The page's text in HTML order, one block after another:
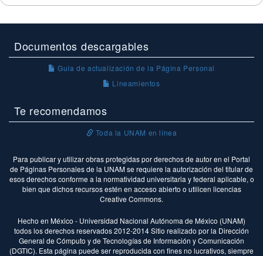
Documentos descargables
Guía de actualización de la Página Personal
Lineamientos
Te recomendamos
Toda la UNAM en línea
Para publicar y utilizar obras protegidas por derechos de autor en el Portal
de Páginas Personales de la UNAM se requiere la autorización del titular de
esos derechos conforme a la normatividad universitaria y federal aplicable, o
bien que dichos recursos estén en acceso abierto o utilicen licencias
Creative Commons.
Hecho en México - Universidad Nacional Autónoma de México (UNAM)
todos los derechos reservados 2012-2014 Sitio realizado por la Dirección
General de Cómputo y de Tecnologías de Información y Comunicación
(DGTIC). Esta página puede ser reproducida con fines no lucrativos, siempre